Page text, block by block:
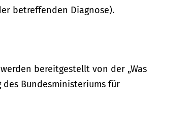
betreffenden Diagnose).
bereitgestellt von der „Was
des Bundesministeriums für